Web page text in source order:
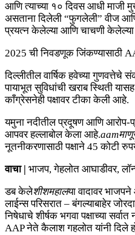
आणि त्याच्या १० दिवस आधी माजी
असताना दिलेली “फुगलेली” वीज
प्रयत्न केलेल्या आणि चाचणी
2025 ची निवडणूक जिंकण्यासाठी
दिल्लीतील वार्षिक हवेच्या गुणवत्तेचे
पायाभूत सुविधांची खराब स्थिती
काँग्रेसनेही पक्षावर टीका केली आहे.
यमुना नदीतील प्रदूषण आणि आरोप-
आपवर हल्लाबोल केला आहे.aam
नूतनीकरणासाठी पक्षाने 45 कोटी
वाचा | भाजप, गेहलोत आघाडीवर,
डब केलेशीशमहालया वादावर
लाईन्स परिसरात – बंगल्याबाहेर
निषेधाचे शीर्षक भगवा पक्षाच्या
AAP नेते कैलाश गहलोत यांनी दिले